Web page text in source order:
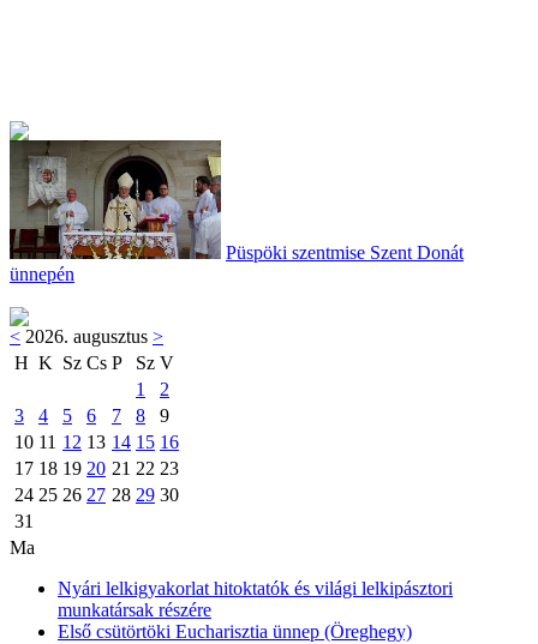
Püspöki szentmise Szent Donát
ünnepén
< 2026. augusztus >
H K Sz Cs P Sz V
1
2
3
4 5 6 7 8
9
10 11 12 13 14 15 16
17 18 19 20 21 22 23
24 25 26 27 28 29 30
31
Ma
Nyári lelkigyakorlat hitoktatók és világi lelkipásztori
munkatársak részére
Első csütörtöki Eucharisztia ünnep (Öreghegy)